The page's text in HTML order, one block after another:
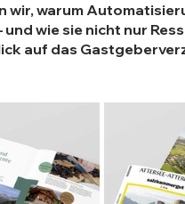
wir, warum
wie sie nicht nur
auf das